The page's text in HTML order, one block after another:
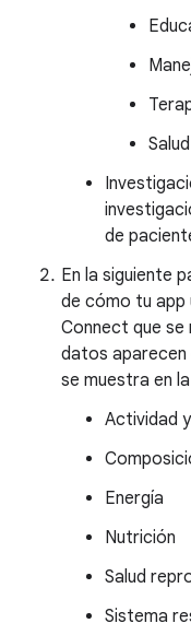
de
En la siguiente
de cómo tu
Connect que
datos aparecen
se muestra en
Actividad
Energía
Nutrición
Salud
Sistema